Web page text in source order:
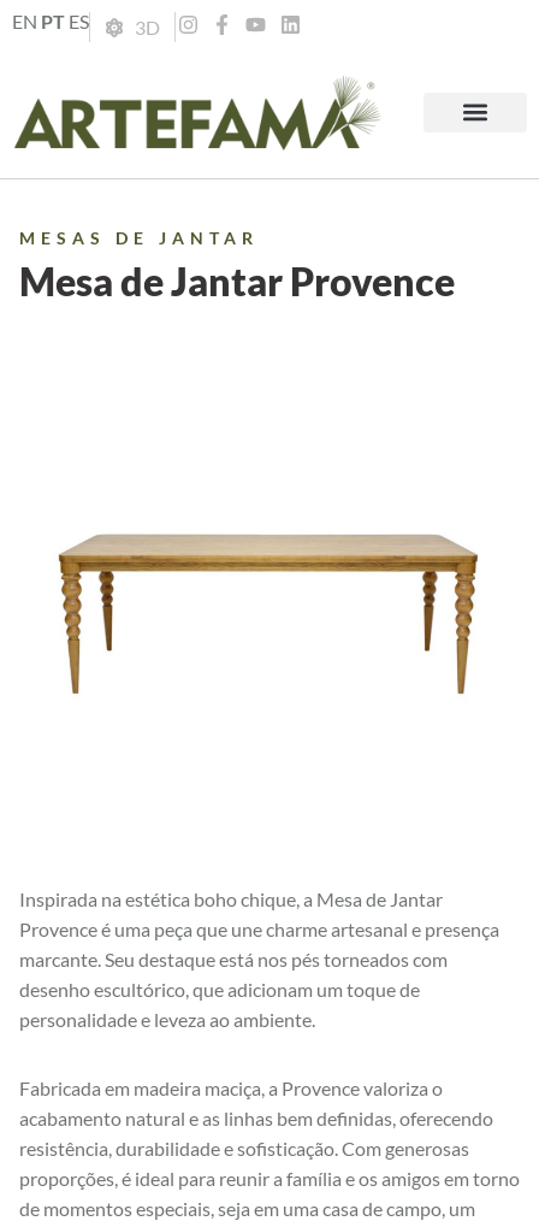
EN PT ES 3D
MESAS DE JANTAR
Mesa de Jantar Provence
Inspirada na estética boho chique, a Mesa de Jantar
Provence é uma peça que une charme artesanal e presença
marcante. Seu destaque está nos pés torneados com
desenho escultórico, que adicionam um toque de
personalidade e leveza ao ambiente.
Fabricada em madeira maciça, a Provence valoriza o
acabamento natural e as linhas bem definidas, oferecendo
resistência, durabilidade e sofisticação. Com generosas
proporções, é ideal para reunir a família e os amigos em torno
de momentos especiais, seja em uma casa de campo, um